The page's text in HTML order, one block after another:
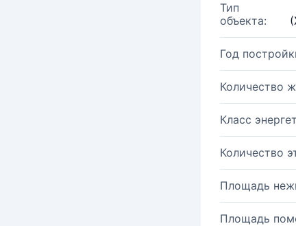
Тип
объекта:
Год
Количество
Класс
Количество
Площадь
Площадь